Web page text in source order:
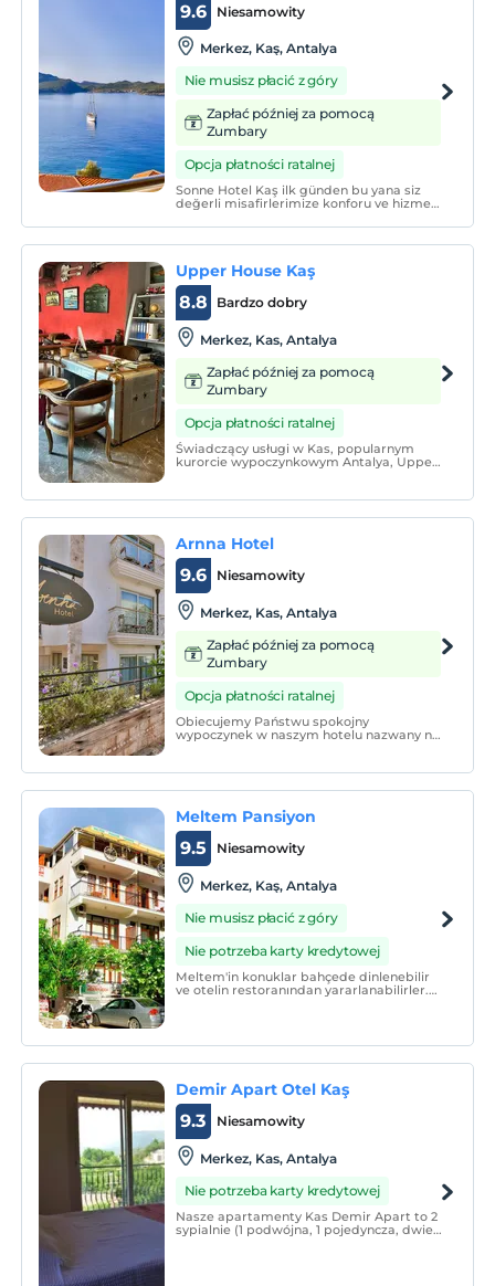
Niesamowity
9.6
Merkez, Kaş, Antalya
Nie musisz płacić z góry
Zapłać później za pomocą
Zumbary
Opcja płatności ratalnej
Sonne Hotel Kaş ilk günden bu yana siz
değerli misafirlerimize konforu ve hizmet
etmektedir.
Upper House Kaş
Bardzo dobry
8.8
Merkez, Kas, Antalya
Zapłać później za pomocą
Zumbary
Opcja płatności ratalnej
Świadczący usługi w Kas, popularnym
kurorcie wypoczynkowym Antalya, Upper
także życzliwą obsługą i bliskością miejsc
turystycznych.
Arnna Hotel
Niesamowity
9.6
Merkez, Kas, Antalya
Zapłać później za pomocą
Zumbary
Opcja płatności ratalnej
Obiecujemy Państwu spokojny
wypoczynek w naszym hotelu nazwany na
Arnna jest na tyle ambitna, że może być
Twoim drugim adresem.
Meltem Pansiyon
Niesamowity
9.5
Merkez, Kaş, Antalya
Nie musisz płacić z góry
Nie potrzeba karty kredytowej
Meltem'in konuklar bahçede dinlenebilir
ve otelin restoranından yararlanabilirler.
bulunmaktadır.
Demir Apart Otel Kaş
Niesamowity
9.3
Merkez, Kas, Antalya
Nie potrzeba karty kredytowej
Nasze apartamenty Kas Demir Apart to 2
sypialnie (1 podwójna, 1 pojedyncza, dwie